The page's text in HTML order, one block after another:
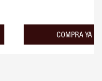
COMPRA YA